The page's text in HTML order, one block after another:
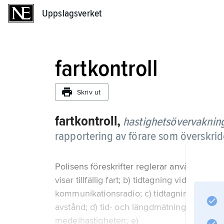
Uppslagsverket
fartkontroll
Skriv ut
fartkontroll,
rapportering av förare som
Polisens föreskrifter reglerar
visar tillfällig fart; b) tidtagning vid uppmätt
kommunikationsradio; c) tidtagning från
avstånd; d) tid- och längdmätning (minst
medelhastigheten; e)